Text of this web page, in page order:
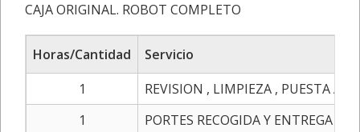
CAJA ORIGINAL. ROBOT COMPLETO
Horas/Cantidad
Servicio
1
REVISION , LIMPIEZA , PUESTA A
1
PORTES RECOGIDA Y ENTREGA